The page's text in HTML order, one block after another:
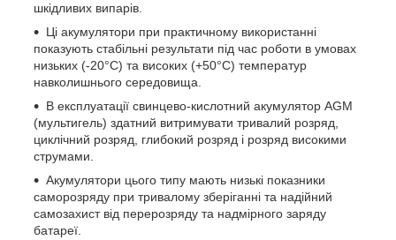
шкідливих випарів.
Ці акумулятори при практичному використанні
показують стабільні результати під час роботи в умовах
низьких (-20°С) та високих (+50°С) температур
навколишнього середовища.
В експлуатації свинцево-кислотний акумулятор AGM
(мультигель) здатний витримувати тривалий розряд,
циклічний розряд, глибокий розряд і розряд високими
струмами.
Акумулятори цього типу мають низькі показники
саморозряду при тривалому зберіганні та надійний
самозахист від перерозряду та надмірного заряду
батареї.